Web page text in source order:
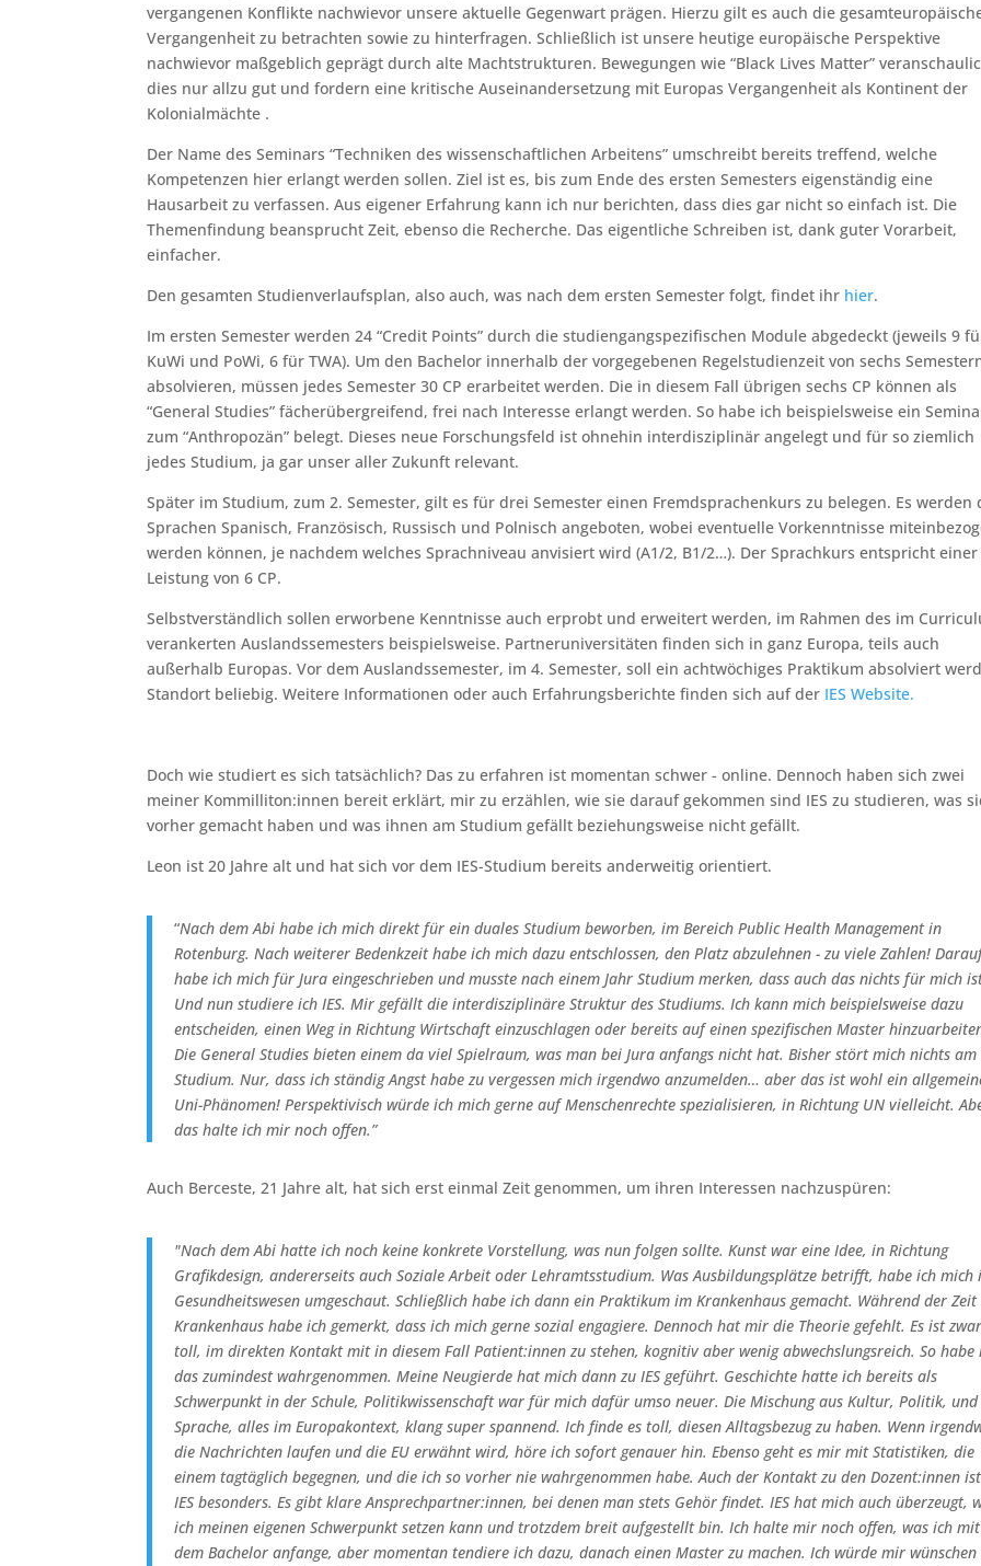
vergangenen Konflikte nachwievor unsere aktuelle Gegenwart prägen. Hierzu gilt es auch die
Vergangenheit zu betrachten sowie zu hinterfragen. Schließlich ist unsere heutige europäische Perspektive
nachwievor maßgeblich geprägt durch alte Machtstrukturen. Bewegungen wie “Black Lives Matter”
dies nur allzu gut und fordern eine kritische Auseinandersetzung mit Europas Vergangenheit als Kontinent der
Kolonialmächte .
Der Name des Seminars “Techniken des wissenschaftlichen Arbeitens” umschreibt bereits treffend, welche
Kompetenzen hier erlangt werden sollen. Ziel ist es, bis zum Ende des ersten Semesters eigenständig eine
Hausarbeit zu verfassen. Aus eigener Erfahrung kann ich nur berichten, dass dies gar nicht so einfach ist. Die
Themenfindung beansprucht Zeit, ebenso die Recherche. Das eigentliche Schreiben ist, dank guter Vorarbeit,
einfacher.
Den gesamten Studienverlaufsplan, also auch, was nach dem ersten Semester folgt, findet ihr hier.
Im ersten Semester werden 24 “Credit Points” durch die studiengangspezifischen Module abgedeckt (jeweils 9
KuWi und PoWi, 6 für TWA). Um den Bachelor innerhalb der vorgegebenen Regelstudienzeit von sechs
absolvieren, müssen jedes Semester 30 CP erarbeitet werden. Die in diesem Fall übrigen sechs CP können als
“General Studies” fächerübergreifend, frei nach Interesse erlangt werden. So habe ich beispielsweise ein
zum “Anthropozän” belegt. Dieses neue Forschungsfeld ist ohnehin interdisziplinär angelegt und für so ziemlich
jedes Studium, ja gar unser aller Zukunft relevant.
Später im Studium, zum 2. Semester, gilt es für drei Semester einen Fremdsprachenkurs zu belegen. Es werden
Sprachen Spanisch, Französisch, Russisch und Polnisch angeboten, wobei eventuelle Vorkenntnisse
werden können, je nachdem welches Sprachniveau anvisiert wird (A1/2, B1/2…). Der Sprachkurs entspricht einer
Leistung von 6 CP.
Selbstverständlich sollen erworbene Kenntnisse auch erprobt und erweitert werden, im Rahmen des im
verankerten Auslandssemesters beispielsweise. Partneruniversitäten finden sich in ganz Europa, teils auch
außerhalb Europas. Vor dem Auslandssemester, im 4. Semester, soll ein achtwöchiges Praktikum absolviert
Standort beliebig. Weitere Informationen oder auch Erfahrungsberichte finden sich auf der IES Website.
Doch wie studiert es sich tatsächlich? Das zu erfahren ist momentan schwer - online. Dennoch haben sich zwei
meiner Kommilliton:innen bereit erklärt, mir zu erzählen, wie sie darauf gekommen sind IES zu studieren, was
vorher gemacht haben und was ihnen am Studium gefällt beziehungsweise nicht gefällt.
Leon ist 20 Jahre alt und hat sich vor dem IES-Studium bereits anderweitig orientiert.
“Nach dem Abi habe ich mich direkt für ein duales Studium beworben, im Bereich Public Health Management in
Rotenburg. Nach weiterer Bedenkzeit habe ich mich dazu entschlossen, den Platz abzulehnen - zu viele Zahlen!
habe ich mich für Jura eingeschrieben und musste nach einem Jahr Studium merken, dass auch das nichts für mich
Und nun studiere ich IES. Mir gefällt die interdisziplinäre Struktur des Studiums. Ich kann mich beispielsweise dazu
entscheiden, einen Weg in Richtung Wirtschaft einzuschlagen oder bereits auf einen spezifischen Master
Die General Studies bieten einem da viel Spielraum, was man bei Jura anfangs nicht hat. Bisher stört mich nichts am
Studium. Nur, dass ich ständig Angst habe zu vergessen mich irgendwo anzumelden… aber das ist wohl ein
Uni-Phänomen! Perspektivisch würde ich mich gerne auf Menschenrechte spezialisieren, in Richtung UN vielleicht.
das halte ich mir noch offen.”
Auch Berceste, 21 Jahre alt, hat sich erst einmal Zeit genommen, um ihren Interessen nachzuspüren:
"Nach dem Abi hatte ich noch keine konkrete Vorstellung, was nun folgen sollte. Kunst war eine Idee, in Richtung
Grafikdesign, andererseits auch Soziale Arbeit oder Lehramtsstudium. Was Ausbildungsplätze betrifft, habe ich mich
Gesundheitswesen umgeschaut. Schließlich habe ich dann ein Praktikum im Krankenhaus gemacht. Während der
Krankenhaus habe ich gemerkt, dass ich mich gerne sozial engagiere. Dennoch hat mir die Theorie gefehlt. Es ist zwar
toll, im direkten Kontakt mit in diesem Fall Patient:innen zu stehen, kognitiv aber wenig abwechslungsreich. So habe
das zumindest wahrgenommen. Meine Neugierde hat mich dann zu IES geführt. Geschichte hatte ich bereits als
Schwerpunkt in der Schule, Politikwissenschaft war für mich dafür umso neuer. Die Mischung aus Kultur, Politik, und
Sprache, alles im Europakontext, klang super spannend. Ich finde es toll, diesen Alltagsbezug zu haben. Wenn
die Nachrichten laufen und die EU erwähnt wird, höre ich sofort genauer hin. Ebenso geht es mir mit Statistiken, die
einem tagtäglich begegnen, und die ich so vorher nie wahrgenommen habe.Auch der Kontakt zu den Dozent:innen
IES besonders. Es gibt klare Ansprechpartner:innen, bei denen man stets Gehör findet. IES hat mich auch überzeugt,
ich meinen eigenen Schwerpunkt setzen kann und trotzdem breit aufgestellt bin. Ich halte mir noch offen, was ich mit
dem Bachelor anfange, aber momentan tendiere ich dazu, danach einen Master zu machen. Ich würde mir wünschen